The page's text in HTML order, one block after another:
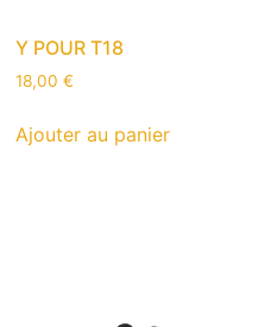
Y POUR T18
18,00 €
Ajouter au panier